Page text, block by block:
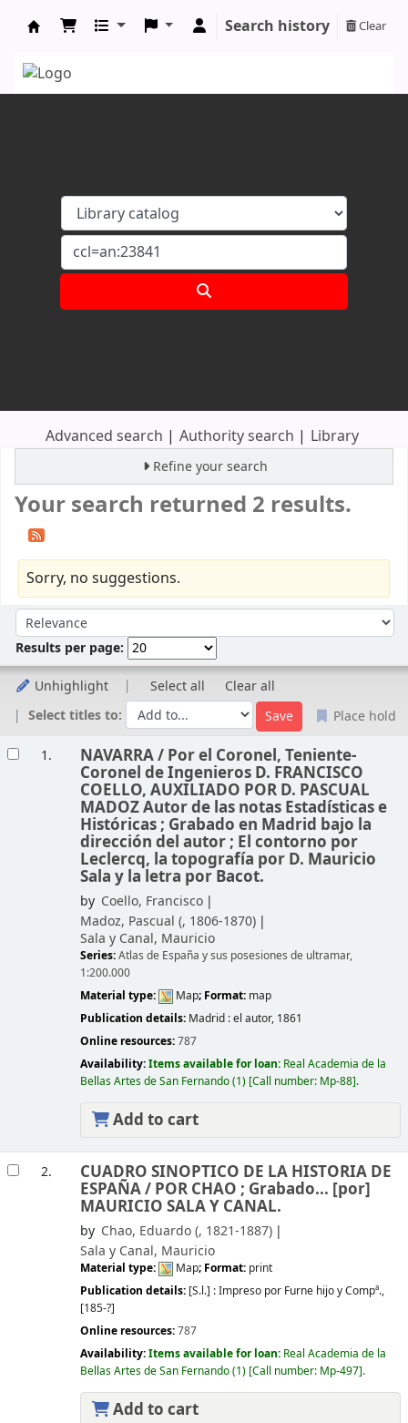
Search history Clear
Advanced search Authority search Library
Refine your search
Your search returned 2 results.
Sorry, no suggestions.
Sort by:
Results per page:
Unhighlight Select all
Clear all
Select titles to:
Place hold
1. NAVARRA / Por el Coronel, Teniente-
Coronel de Ingenieros D. FRANCISCO
COELLO, AUXILIADO POR D. PASCUAL
MADOZ Autor de las notas Estadísticas e
Históricas ; Grabado en Madrid bajo la
dirección del autor ; El contorno por
Leclercq, la topografía por D. Mauricio
Sala y la letra por Bacot.
by Coello, Francisco
Madoz, Pascual (, 1806-1870)
Sala y Canal, Mauricio
Series:Atlas de España y sus posesiones de ultramar,
1:200.000
Material type:
Map; Format: map
Publication details: Madrid :el autor, 1861
Online resources:787
Availability:Items available for loan: Real Academia de la
Bellas Artes de San Fernando(1) Call number: Mp-88 .
Add to cart
2. CUADRO SINOPTICO DE LA HISTORIA DE
ESPAÑA / POR CHAO ; Grabado... [por]
MAURICIO SALA Y CANAL.
by Chao, Eduardo (, 1821-1887)
Sala y Canal, Mauricio
Material type: Map; Format: print
Publication details: [S.l.] :Impreso por Furne hijo y Compª.,
[185-?]
Online resources:787
Availability:Items available for loan: Real Academia de la
Bellas Artes de San Fernando(1) Call number: Mp-497 .
Add to cart